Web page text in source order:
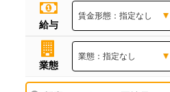
給与
業態